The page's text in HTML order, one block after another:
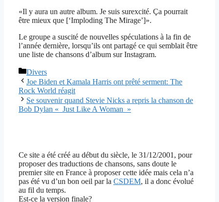
«Il y aura un autre album. Je suis surexcité. Ça pourrait
être mieux que [‘Imploding The Mirage’]».
Le groupe a suscité de nouvelles spéculations à la fin de
l’année dernière, lorsqu’ils ont partagé ce qui semblait être
une liste de chansons d’album sur Instagram.
Catégories
Divers
Joe Biden et Kamala Harris ont prêté serment: The
Rock World réagit
Se souvenir quand Stevie Nicks a repris la chanson de
Bob Dylan « Just Like A Woman »
Ce site a été créé au début du siècle, le 31/12/2001, pour
proposer des traductions de chansons, sans doute le
premier site en France à proposer cette idée mais cela n’a
pas été vu d’un bon oeil par la CSDEM, il a donc évolué
au fil du temps.
Est-ce la version finale?